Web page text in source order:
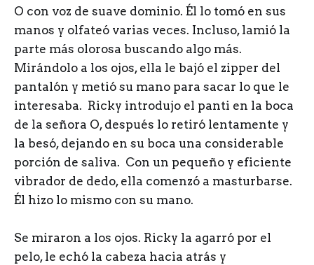
O con voz de suave dominio. Él lo tomó en sus
manos y olfateó varias veces. Incluso, lamió la
parte más olorosa buscando algo más.
Mirándolo a los ojos, ella le bajó el zipper del
pantalón y metió su mano para sacar lo que le
interesaba. Ricky introdujo el panti en la boca
de la señora O, después lo retiró lentamente y
la besó, dejando en su boca una considerable
porción de saliva. Con un pequeño y eficiente
vibrador de dedo, ella comenzó a masturbarse.
Él hizo lo mismo con su mano.
Se miraron a los ojos. Ricky la agarró por el
pelo, le echó la cabeza hacia atrás y